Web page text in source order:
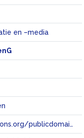
en –media
https://creativecommons.org/publicdomain/zero/1.0/